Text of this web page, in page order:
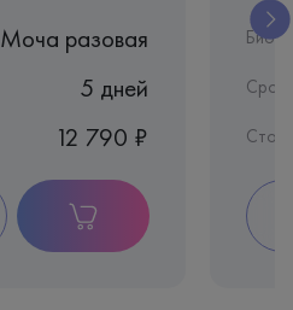
Моча разовая
5 дней
12 790 ₽
Срок